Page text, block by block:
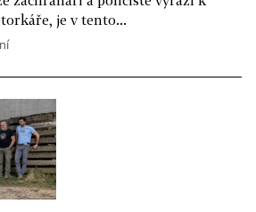
je v tento...